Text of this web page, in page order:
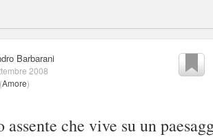
Barbarani
2008
(Amore)
assente che vive su un